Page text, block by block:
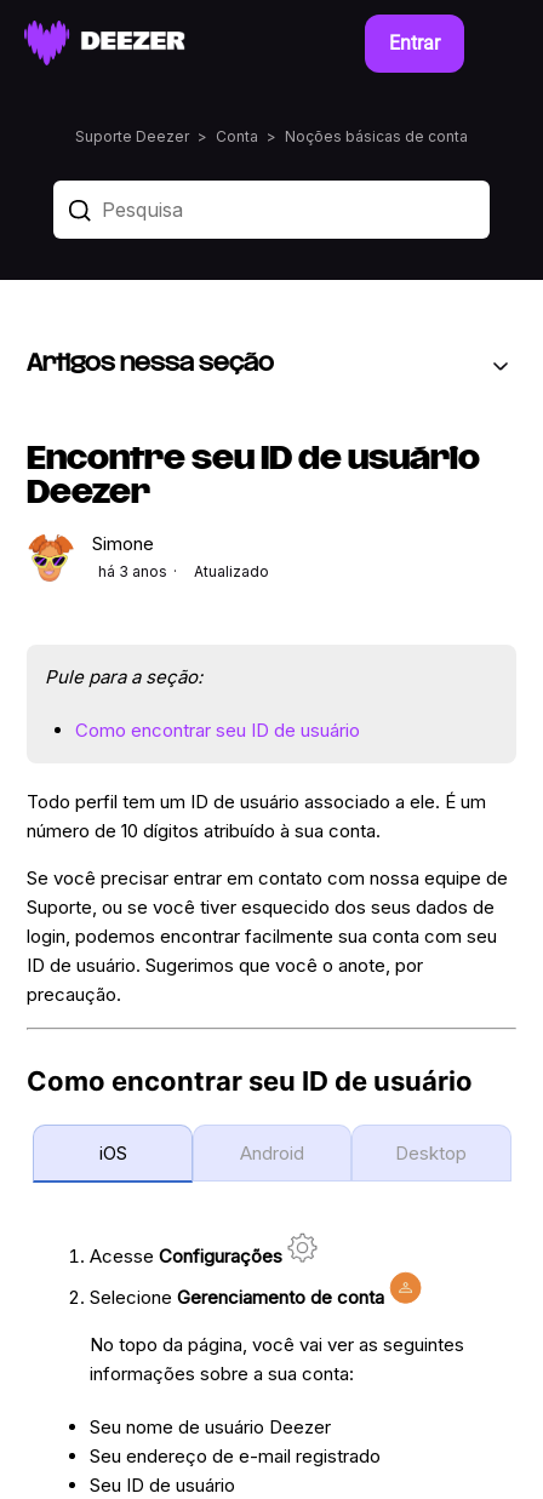
Entrar
Suporte Deezer Conta Noções básicas de conta
Artigos nessa seção
Encontre seu ID de usuário
Deezer
Simone
há 3 anos Atualizado
Pule para a seção:
Como encontrar seu ID de usuário
Todo perfil tem um ID de usuário associado a ele. É um
número de 10 dígitos atribuído à sua conta.
Se você precisar entrar em contato com nossa equipe de
Suporte, ou se você tiver esquecido dos seus dados de
login, podemos encontrar facilmente sua conta com seu
ID de usuário. Sugerimos que você o anote, por
precaução.
Como encontrar seu ID de usuário
iOS Android Desktop
AcesseConfigurações
SelecioneGerenciamento de conta
No topo da página, você vai ver as seguintes
informações sobre a sua conta:
Seu nome de usuário Deezer
Seu endereço de e-mail registrado
Seu ID de usuário